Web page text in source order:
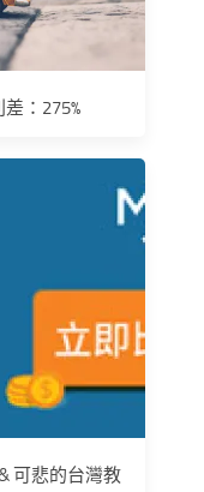
：275%
可悲的台灣教